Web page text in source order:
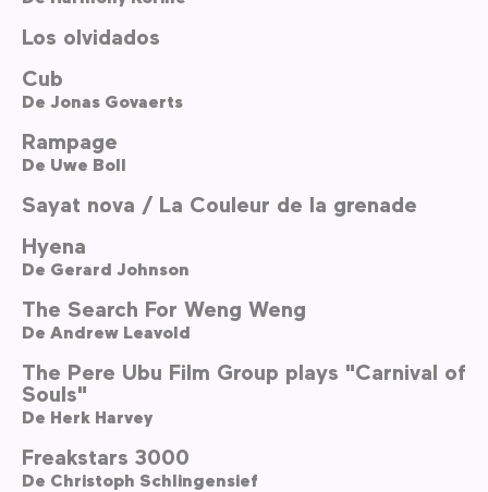
Los olvidados
Cub
De Jonas Govaerts
Rampage
De Uwe Boll
Sayat nova / La Couleur de la grenade
Hyena
De Gerard Johnson
The Search For Weng Weng
De Andrew Leavold
The Pere Ubu Film Group plays "Carnival of
Souls"
De Herk Harvey
Freakstars 3000
De Christoph Schlingensief